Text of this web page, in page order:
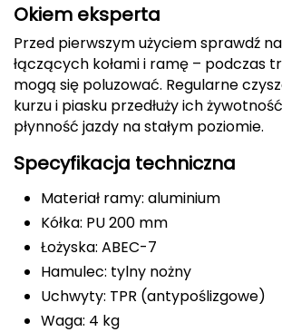
Dolomite
E
EISBAR
ENERO
ENERO PRO
Elmer by Swany
Extremities
Okiem eksperta
Przed pierwszym użyciem sprawdź
łączących kołami i ramę – podczas
mogą się poluzować. Regularne
kurzu i piasku przedłuży ich
płynność jazdy na stałym poziomie.
Specyfikacja techniczna
Materiał ramy: aluminium
Kółka: PU 200 mm
Łożyska: ABEC-7
Hamulec: tylny nożny
Uchwyty: TPR (antypoślizgowe)
Waga: 4 kg